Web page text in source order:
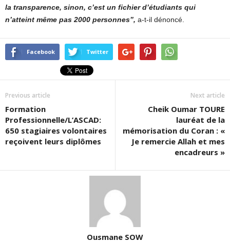
la transparence, sinon, c’est un fichier d’étudiants qui
n’atteint même pas 2000 personnes’’, a-t-il dénoncé.
Facebook Twitter
Previous article
Formation
Professionnelle/L’ASCAD:
650 stagiaires volontaires
reçoivent leurs diplômes
Next article
Cheik Oumar TOURE
lauréat de la
mémorisation du Coran : «
Je remercie Allah et mes
encadreurs »
Ousmane SOW